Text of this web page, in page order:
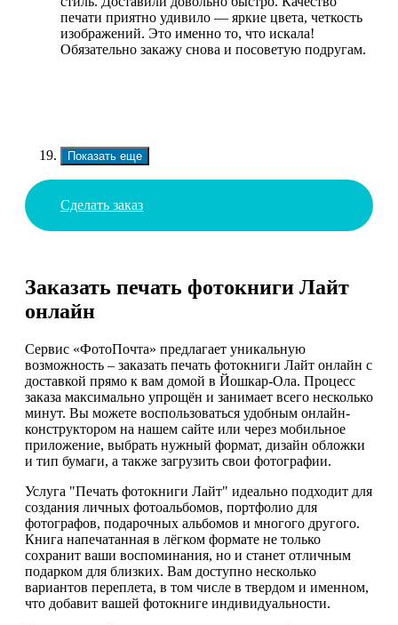
печати приятно удивило — яркие цвета, четкость
изображений. Это именно то, что искала!
Обязательно закажу снова и посоветую подругам.
Показать еще
Сделать заказ
Заказать печать фотокниги Лайт
онлайн
Сервис «ФотоПочта» предлагает уникальную
возможность – заказать печать фотокниги Лайт онлайн с
доставкой прямо к вам домой в Йошкар-Ола. Процесс
заказа максимально упрощён и занимает всего несколько
минут. Вы можете воспользоваться удобным онлайн-
конструктором на нашем сайте или через мобильное
приложение, выбрать нужный формат, дизайн обложки
и тип бумаги, а также загрузить свои фотографии.
Услуга "Печать фотокниги Лайт" идеально подходит для
создания личных фотоальбомов, портфолио для
фотографов, подарочных альбомов и многого другого.
Книга напечатанная в лёгком формате не только
сохранит ваши воспоминания, но и станет отличным
подарком для близких. Вам доступно несколько
вариантов переплета, в том числе в твердом и именном,
что добавит вашей фотокниге индивидуальности.